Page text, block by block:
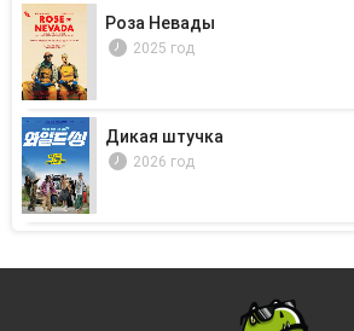
Роза Невады
2025 год
Дикая штучка
2026 год